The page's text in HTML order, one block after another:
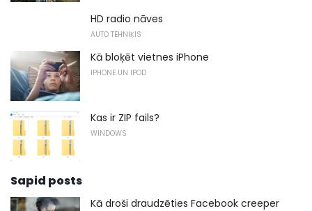
HD radio nāves
AUTO TEHNIĶIS
Kā bloķēt vietnes iPhone
IPHONE UN IPOD
Kas ir ZIP fails?
WINDOWS
Sapid posts
Kā droši draudzēties Facebook creeper